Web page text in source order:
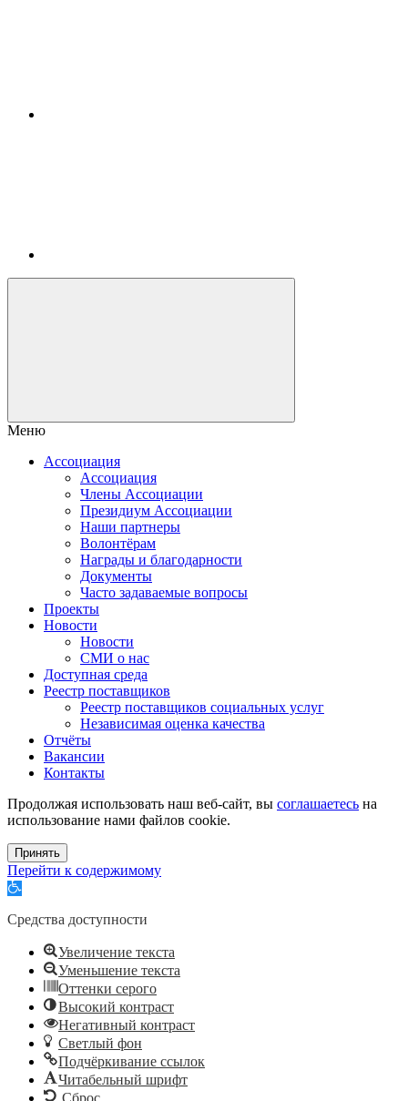
Меню
Ассоциация
Ассоциация
Члены Ассоциации
Президиум Ассоциации
Наши партнеры
Волонтёрам
Награды и благодарности
Документы
Часто задаваемые вопросы
Проекты
Новости
Новости
СМИ о нас
Доступная среда
Реестр поставщиков
Реестр поставщиков социальных услуг
Независимая оценка качества
Отчёты
Вакансии
Контакты
Продолжая использовать наш веб-сайт, вы соглашаетесь на
использование нами файлов cookie.
Принять
Перейти к содержимому
Открыть
инструментов
Средства доступности
Увеличение текста
Уменьшение текста
Оттенки серого
Высокий контраст
Негативный контраст
Светлый фон
Подчёркивание ссылок
Читабельный шрифт
Сброс